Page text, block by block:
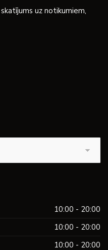
uz notikumiem,
10:00 - 20:00
10:00 - 20:00
10:00 - 20:00